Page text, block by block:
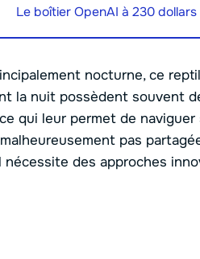
Le boîtier OpenAI à 230
nocturne, ce
la nuit possèdent souvent
qui leur permet de
pas
nécessite des approches